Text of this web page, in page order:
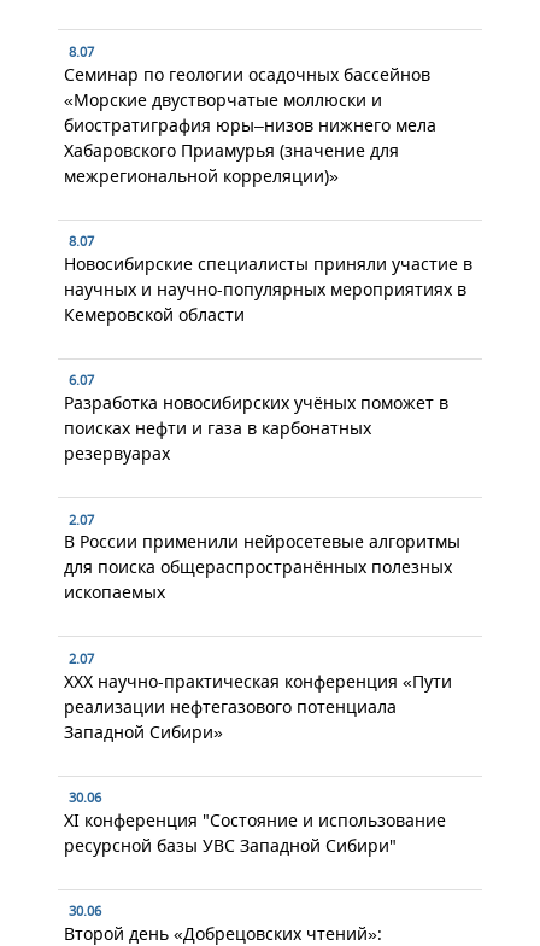
8.07
Семинар по геологии осадочных бассейнов
«Морские двустворчатые моллюски и
биостратиграфия юры–низов нижнего мела
Хабаровского Приамурья (значение для
межрегиональной корреляции)»
8.07
Новосибирские специалисты приняли участие в
научных и научно-популярных мероприятиях в
Кемеровской области
6.07
Разработка новосибирских учёных поможет в
поисках нефти и газа в карбонатных
резервуарах
2.07
В России применили нейросетевые алгоритмы
для поиска общераспространённых полезных
ископаемых
2.07
XXX научно-практическая конференция «Пути
реализации нефтегазового потенциала
Западной Сибири»
30.06
XI конференция "Состояние и использование
ресурсной базы УВС Западной Сибири"
30.06
Второй день «Добрецовских чтений»: